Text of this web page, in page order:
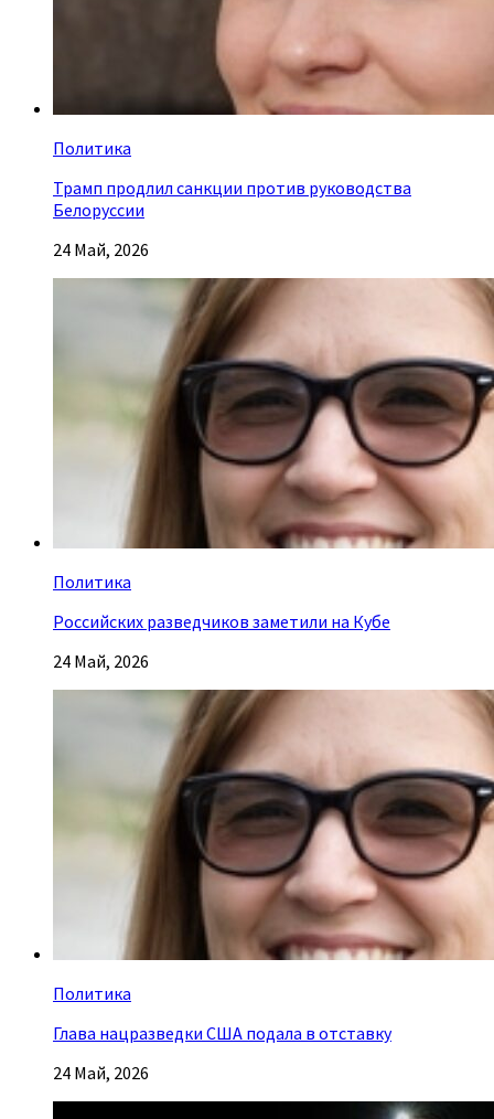
Политика
Трамп продлил санкции против руководства
Белоруссии
24 Май, 2026
Политика
Российских разведчиков заметили на Кубе
24 Май, 2026
Политика
Глава нацразведки США подала в отставку
24 Май, 2026